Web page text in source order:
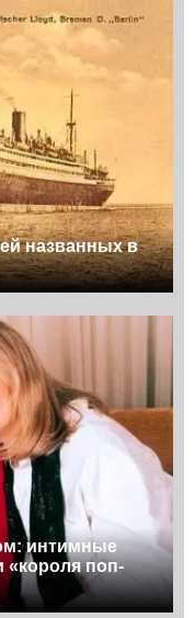
названных в
интимные
«короля поп-